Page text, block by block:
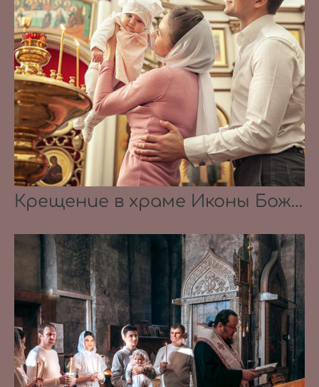
Крещение в храме Иконы Божьей Матери Живоносный источник 5.10.2019